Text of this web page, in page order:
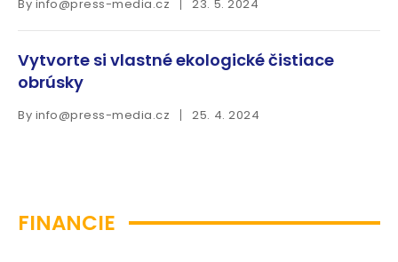
By info@press-media.cz 23. 5. 2024
Vytvorte si vlastné ekologické čistiace
obrúsky
By info@press-media.cz 25. 4. 2024
FINANCIE